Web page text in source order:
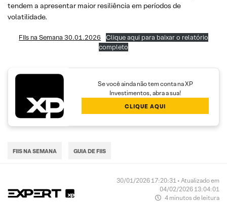
tendem a apresentar maior resiliência em períodos de
volatilidade.
FIIs na Semana 30.01.2026
Clique aqui para baixar o relatório
completo
Se você ainda não tem conta na XP
Investimentos, abra a sua!
CLIQUE AQUI
FIIS NA SEMANA GUIA DE FIIS
30/01/2026 17:20:31 • Atualizado em
04/02/2026 13:04:01
4 minutos de leitura